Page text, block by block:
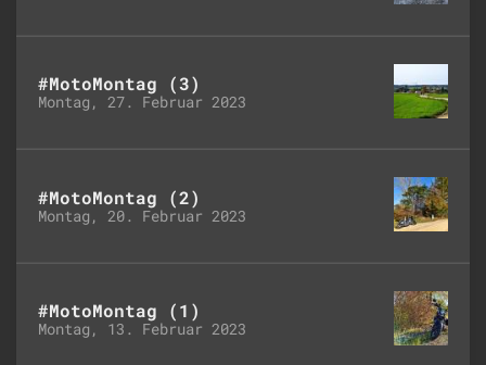
#MotoMontag (3)
Montag, 27. Februar 2023
#MotoMontag (2)
Montag, 20. Februar 2023
#MotoMontag (1)
Montag, 13. Februar 2023